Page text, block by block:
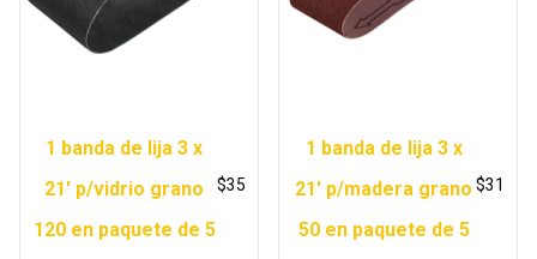
1 banda de lija 3 x
21′ p/vidrio grano
120 en paquete de 5
$35
1 banda de lija 3 x
21′ p/madera grano
50 en paquete de 5
$31